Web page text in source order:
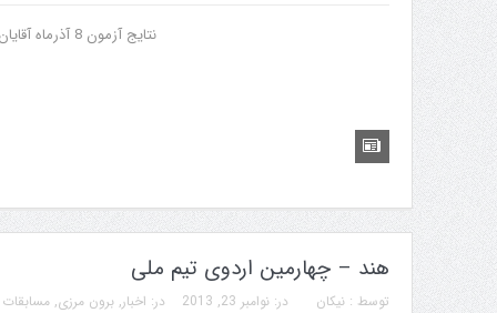
نتایج آزمون 8 آذرماه آقایان اعلام شد
هند – چهارمین اردوی تیم ملی
توسط :نیکان در:نوامبر 23, 2013 در: اخبار,برون مرزی,مسابقات